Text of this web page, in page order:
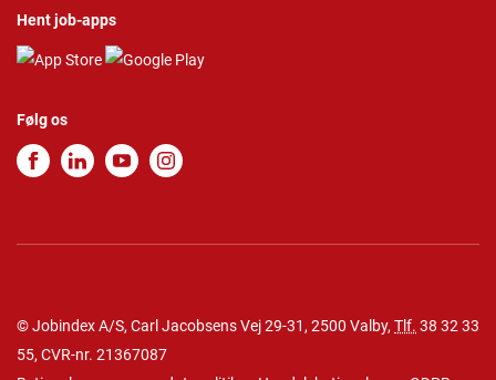
Hent job-apps
Følg os
© Jobindex A/S, Carl Jacobsens Vej 29-31, 2500 Valby, Tlf. 38 32 33
55, CVR-nr. 21367087